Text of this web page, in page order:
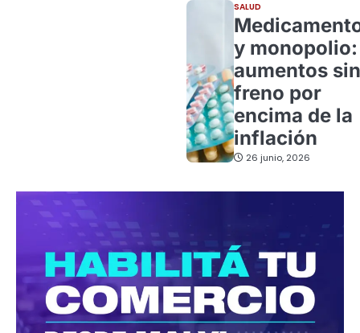
SALUD
y monopolio:
aumentos sin
freno por
encima de la
inflación
26 junio, 2026